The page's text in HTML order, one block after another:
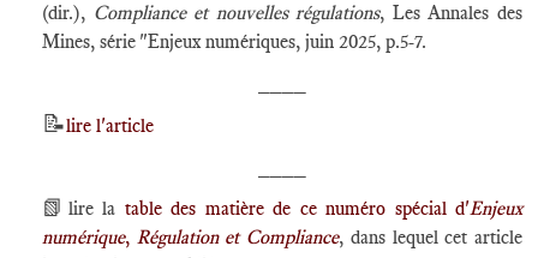
(dir.), Compliance et nouvelles régulations, Les Annales des
Mines, série "Enjeux numériques, juin 2025, p.5-7.
📝lire l'article
📗 lire la table des matière de ce numéro spécial d'Enjeux
numérique, Régulation et Compliance, dans lequel cet article